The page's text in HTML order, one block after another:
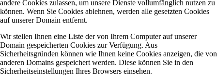
andere Cookies zulassen, um unsere Dienste vollumfänglich nutzen zu
können. Wenn Sie Cookies ablehnen, werden alle gesetzten Cookies
auf unserer Domain entfernt.
Wir stellen Ihnen eine Liste der von Ihrem Computer auf unserer
Domain gespeicherten Cookies zur Verfügung. Aus
Sicherheitsgründen können wie Ihnen keine Cookies anzeigen, die von
anderen Domains gespeichert werden. Diese können Sie in den
Sicherheitseinstellungen Ihres Browsers einsehen.